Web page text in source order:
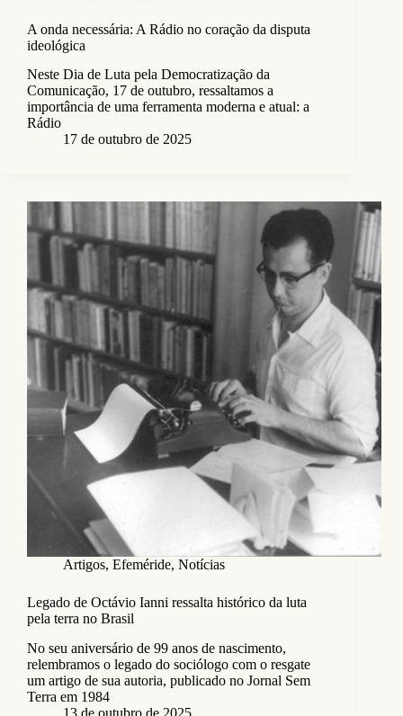
A onda necessária: A Rádio no coração da disputa
ideológica
Neste Dia de Luta pela Democratização da
Comunicação, 17 de outubro, ressaltamos a
importância de uma ferramenta moderna e atual: a
Rádio
17 de outubro de 2025
Artigos, Efeméride, Notícias
Legado de Octávio Ianni ressalta histórico da luta
pela terra no Brasil
No seu aniversário de 99 anos de nascimento,
relembramos o legado do sociólogo com o resgate
um artigo de sua autoria, publicado no Jornal Sem
Terra em 1984
13 de outubro de 2025